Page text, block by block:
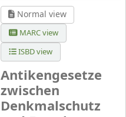
Normal view
MARC view
ISBD view
Antikengesetze
zwischen
Denkmalschutz